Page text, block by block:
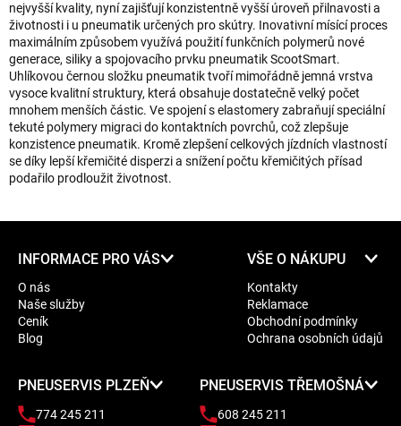
nejvyšší kvality, nyní zajišťují konzistentně vyšší úroveň přilnavosti a
životnosti i u pneumatik určených pro skútry. Inovativní mísící proces
maximálním způsobem využívá použití funkčních polymerů nové
generace, siliky a spojovacího prvku pneumatik ScootSmart.
Uhlíkovou černou složku pneumatik tvoří mimořádně jemná vrstva
vysoce kvalitní struktury, která obsahuje dostatečně velký počet
mnohem menších částic. Ve spojení s elastomery zabraňují speciální
tekuté polymery migraci do kontaktních povrchů, což zlepšuje
konzistence pneumatik. Kromě zlepšení celkových jízdních vlastností
se díky lepší křemičité disperzi a snížení počtu křemičitých přísad
podařilo prodloužit životnost.
INFORMACE PRO VÁS
O nás
Naše služby
Ceník
Blog
VŠE O NÁKUPU
Kontakty
Reklamace
Obchodní podmínky
Ochrana osobních údajů
PNEUSERVIS PLZEŇ
774 245 211
PNEUSERVIS TŘEMOŠNÁ
608 245 211